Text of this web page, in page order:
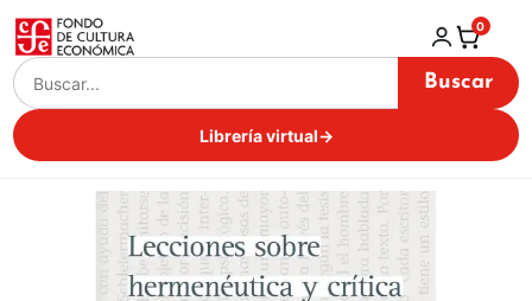
Buscar
Librería virtual→
0